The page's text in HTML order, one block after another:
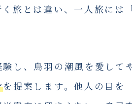
旅とは違い、一人旅には
し、鳥羽の潮風を愛して
を提案します。他人の目を